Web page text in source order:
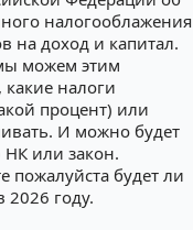
налогооблажения
на доход и капитал.
можем этим
какие налоги
процент) или
И можно будет
НК или закон.
пожалуйста будет ли
2026 году.